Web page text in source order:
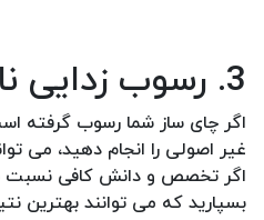
3. رسوب زدایی نادرست چای ساز
اگر چای ساز شما رسوب گرفته
غیر اصولی را انجام دهید، می
اگر تخصص و دانش کافی
بسپارید که می توانند بهترین